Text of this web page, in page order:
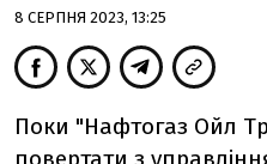
8 СЕРПНЯ 2023, 13:25
Поки "Нафтогаз Ойл